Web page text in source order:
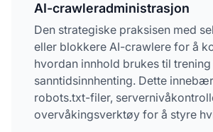
AI-crawleradministrasjon
Den strategiske praksisen med
eller blokkere AI-crawlere for å
hvordan innhold brukes til
sanntidsinnhenting. Dette
robots.txt-filer,
overvåkingsverktøy for å styre